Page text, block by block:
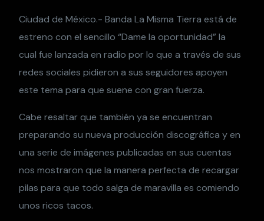
Ciudad de México.- Banda La Misma Tierra está de
estreno con el sencillo “Dame la oportunidad” la
cual fue lanzada en radio por lo que a través de sus
redes sociales pidieron a sus seguidores apoyen
este tema para que suene con gran fuerza.
Cabe resaltar que también ya se encuentran
preparando su nueva producción discográfica y en
una serie de imágenes publicadas en sus cuentas
nos mostraron que la manera perfecta de recargar
pilas para que todo salga de maravilla es comiendo
unos ricos tacos.